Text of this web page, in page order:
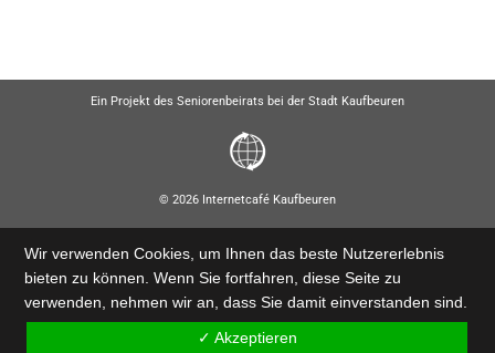
Ein Projekt des Seniorenbeirats bei der Stadt Kaufbeuren
© 2026 Internetcafé Kaufbeuren
Wir verwenden Cookies, um Ihnen das beste Nutzererlebnis
bieten zu können. Wenn Sie fortfahren, diese Seite zu
verwenden, nehmen wir an, dass Sie damit einverstanden sind.
✓ Akzeptieren